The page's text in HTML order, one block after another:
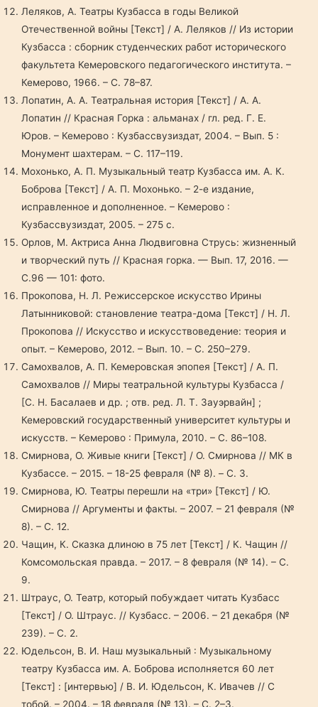
Леляков, А. Театры Кузбасса в годы Великой
Отечественной войны [Текст] / А. Леляков // Из истории
Кузбасса : сборник студенческих работ исторического
факультета Кемеровского педагогического института. –
Кемерово, 1966. – С. 78–87.
Лопатин, А. А. Театральная история [Текст] / А. А.
Лопатин // Красная Горка : альманах / гл. ред. Г. Е.
Юров. – Кемерово : Кузбассвузиздат, 2004. – Вып. 5 :
Монумент шахтерам. – С. 117–119.
Мохонько, А. П. Музыкальный театр Кузбасса им. А. К.
Боброва [Текст] / А. П. Мохонько. – 2-е издание,
исправленное и дополненное. – Кемерово :
Кузбассвузиздат, 2005. – 275 с.
Орлов, М. Актриса Анна Людвиговна Струсь: жизненный
и творческий путь // Красная горка. — Вып. 17, 2016. —
С.96 — 101: фото.
Прокопова, Н. Л. Режиссерское искусство Ирины
Латынниковой: становление театра-дома [Текст] / Н. Л.
Прокопова // Искусство и искусствоведение: теория и
опыт. – Кемерово, 2012. – Вып. 10. – С. 250–279.
Самохвалов, А. П. Кемеровская эпопея [Текст] / А. П.
Самохвалов // Миры театральной культуры Кузбасса /
[С. Н. Басалаев и др. ; отв. ред. Л. Т. Зауэрвайн] ;
Кемеровский государственный университет культуры и
искусств. – Кемерово : Примула, 2010. – С. 86–108.
Смирнова, О. Живые книги [Текст] / О. Смирнова // МК в
Кузбассе. – 2015. – 18-25 февраля (№ 8). – C. 3.
Смирнова, Ю. Театры перешли на «три» [Текст] / Ю.
Смирнова // Аргументы и факты. – 2007. – 21 февраля (№
8). – С. 12.
Чащин, К. Сказка длиною в 75 лет [Текст] / К. Чащин //
Комсомольская правда. – 2017. – 8 февраля (№ 14). – С.
9.
Штраус, О. Театр, который побуждает читать Кузбасс
[Текст] / О. Штраус. // Кузбасс. – 2006. – 21 декабря (№
239). – С. 2.
Юдельсон, В. И. Наш музыкальный : Музыкальному
театру Кузбасса им. А. Боброва исполняется 60 лет
[Текст] : [интервью] / В. И. Юдельсон, К. Ивачев // С
тобой. – 2004. – 18 февраля (№ 13). – С. 2–3.